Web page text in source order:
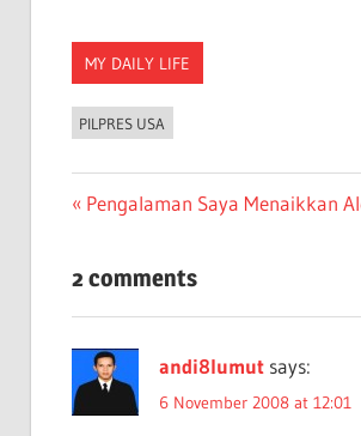
MY DAILY LIFE
PILPRES USA
Post
Previous
Pengalaman Saya Menaikkan
2 comments
andi8lumut says:
6 November 2008 at 12:01